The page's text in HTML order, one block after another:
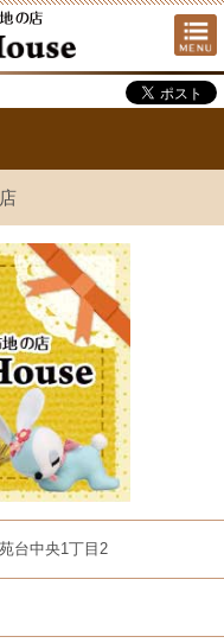
台中央1丁目2